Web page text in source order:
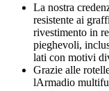
La nostra
resistente ai
rivestimento in
pieghevoli,
lati con motivi
Grazie alle
lArmadio